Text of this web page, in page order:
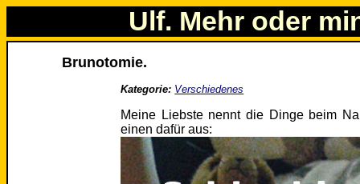
Ulf. Mehr oder
Brunotomie.
Kategorie: Verschiedenes
Meine Liebste nennt die Dinge beim
einen dafür aus: